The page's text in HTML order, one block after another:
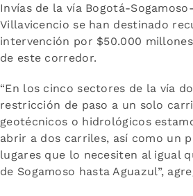
Invías de la vía Bogotá-
Villavicencio se han destinado
intervención por $50.000
de este corredor.
“En los cinco sectores de la vía
restricción de paso a un solo
geotécnicos o hidrológicos
abrir a dos carriles, así como un
lugares que lo necesiten al igual
de Sogamoso hasta Aguazul”,